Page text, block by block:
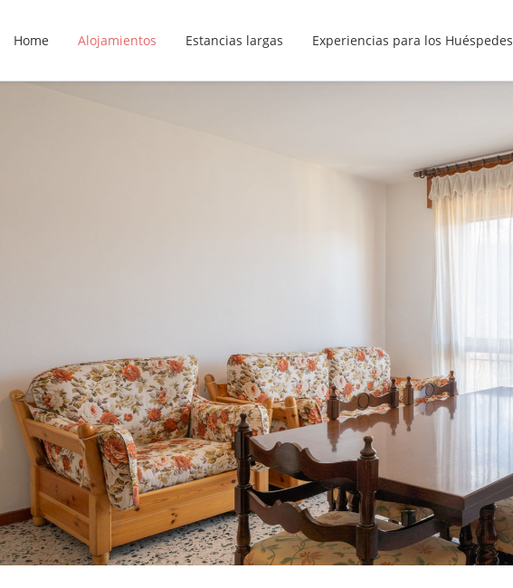
Home Alojamientos Estancias largas Experiencias para los Huéspedes